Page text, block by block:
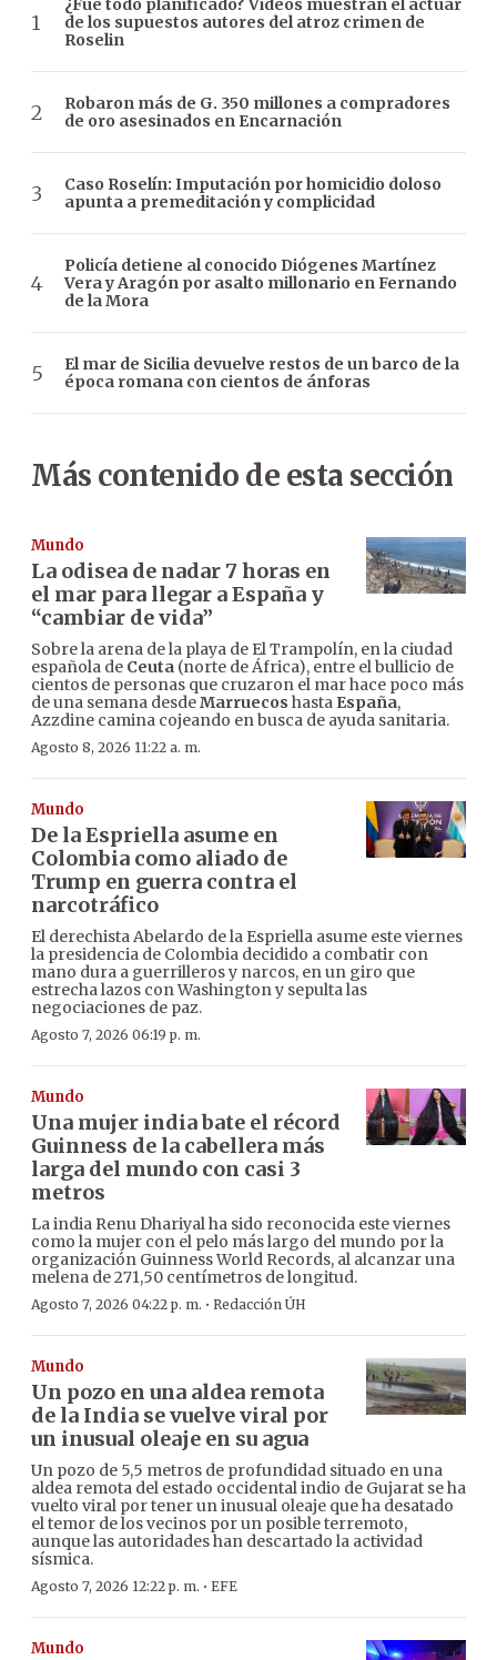
¿Fue todo planificado? Videos muestran el actuar
de los supuestos autores del atroz crimen de
Roselin
Robaron más de G. 350 millones a compradores
de oro asesinados en Encarnación
Caso Roselín: Imputación por homicidio doloso
apunta a premeditación y complicidad
Policía detiene al conocido Diógenes Martínez
Vera y Aragón por asalto millonario en Fernando
de la Mora
El mar de Sicilia devuelve restos de un barco de la
época romana con cientos de ánforas
Más contenido de esta sección
Mundo
La odisea de nadar 7 horas en
el mar para llegar a España y
“cambiar de vida”
Sobre la arena de la playa de El Trampolín, en la ciudad
española de Ceuta (norte de África), entre el bullicio de
cientos de personas que cruzaron el mar hace poco más
de una semana desdeMarruecos hasta España,
Azzdine camina cojeando en busca de ayuda sanitaria.
Agosto 8, 2026 11:22 a. m.
Mundo
De la Espriella asume en
Colombia como aliado de
Trump en guerra contra el
narcotráfico
El derechista Abelardo de la Espriella asume este viernes
la presidencia de Colombia decidido a combatir con
mano dura a guerrilleros y narcos, en un giro que
estrecha lazos con Washington y sepulta las
negociaciones de paz.
Agosto 7, 2026 06:19 p. m.
Mundo
Una mujer india bate el récord
Guinness de la cabellera más
larga del mundo con casi 3
metros
La india Renu Dhariyal ha sido reconocida este viernes
como la mujer con el pelo más largo del mundo por la
organización Guinness World Records, al alcanzar una
melena de 271,50 centímetros de longitud.
Agosto 7, 2026 04:22 p. m. · Redacción ÚH
Mundo
Un pozo en una aldea remota
de la India se vuelve viral por
un inusual oleaje en su agua
Un pozo de 5,5 metros de profundidad situado en una
aldea remota del estado occidental indio de Gujarat se ha
vuelto viral por tener un inusual oleaje que ha desatado
el temor de los vecinos por un posible terremoto,
aunque las autoridades han descartado la actividad
sísmica.
Agosto 7, 2026 12:22 p. m. · EFE
Mundo